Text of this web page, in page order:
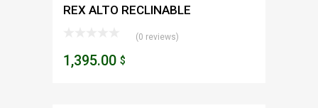
REX ALTO RECLINABLE
(0 reviews)
1,395.00 $